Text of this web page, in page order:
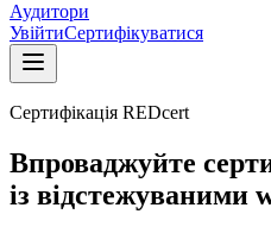
Аудитори
УвійтиСертифікуватися
Сертифікація REDcert
Впроваджуйте
із відстежуваними